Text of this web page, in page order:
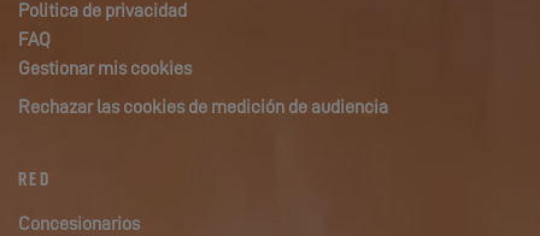
Politica de privacidad
FAQ
Gestionar mis cookies
Rechazar las cookies de medición de audiencia
RED
Concesionarios